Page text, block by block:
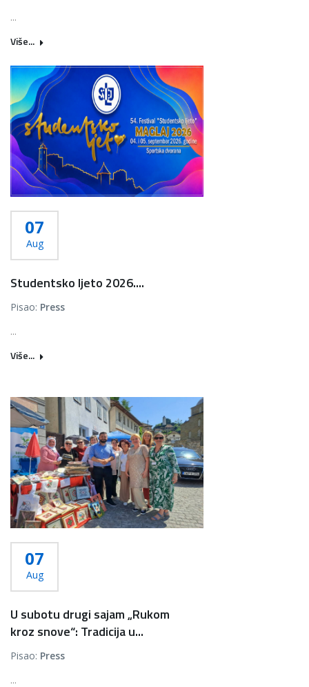
...
Više...
07
Aug
Studentsko ljeto 2026....
Pisao: Press
...
Više...
07
Aug
U subotu drugi sajam „Rukom
kroz snove“: Tradicija u...
Pisao: Press
...